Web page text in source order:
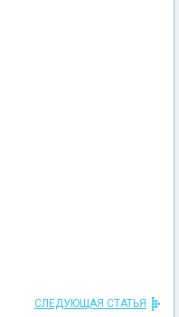
СЛЕДУЮЩАЯ СТАТЬЯ